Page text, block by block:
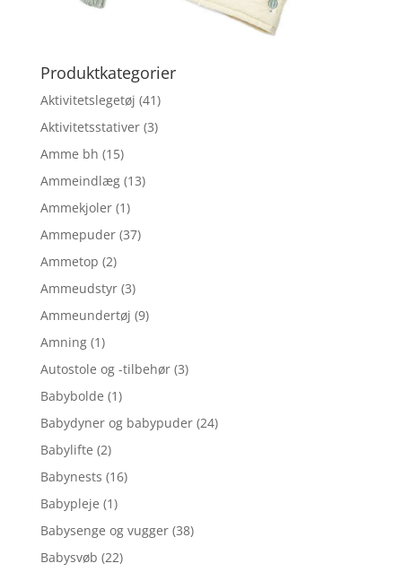
Produktkategorier
Aktivitetslegetøj (41)
Aktivitetsstativer (3)
Amme bh (15)
Ammeindlæg (13)
Ammekjoler (1)
Ammepuder (37)
Ammetop (2)
Ammeudstyr (3)
Ammeundertøj (9)
Amning (1)
Autostole og -tilbehør (3)
Babybolde (1)
Babydyner og babypuder (24)
Babylifte (2)
Babynests (16)
Babypleje (1)
Babysenge og vugger (38)
Babysvøb (22)